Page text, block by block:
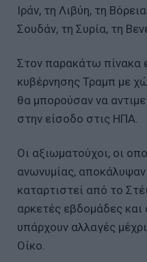
Ιράν, τη Λιβύη, τη
Σουδάν, τη Συρία, τη
Στον παρακάτω πίνακα
κυβέρνησης Τραμπ με
θα μπορούσαν να
στην είσοδο στις ΗΠΑ.
Οι αξιωματούχοι, οι
ανωνυμίας,
καταρτιστεί από το
αρκετές εβδομάδες και
υπάρχουν αλλαγές
Οίκο.